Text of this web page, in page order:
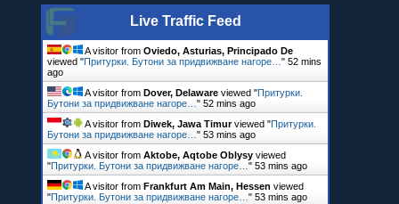
Live Traffic Feed
A visitor fromOviedo, Asturias, Principado De
viewed "Притурки. Бутони за придвижване нагоре…"52 mins
ago
A visitor fromDover, Delaware viewed "Притурки.
Бутони за придвижване нагоре…"52 mins ago
A visitor fromDiwek, Jawa Timurviewed "Притурки.
Бутони за придвижване нагоре…"53 mins ago
A visitor fromAktobe, Aqtobe Oblysy viewed
"Притурки. Бутони за придвижване нагоре…"53 mins ago
A visitor fromFrankfurt Am Main, Hessen viewed
"Притурки. Бутони за придвижване нагоре…"53 mins ago